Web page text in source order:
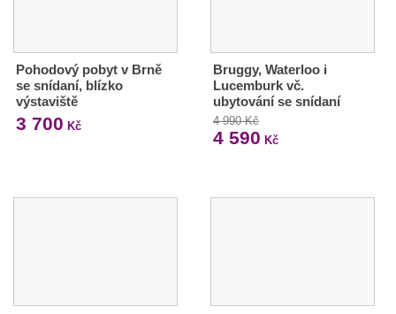
Pohodový pobyt v Brně
se snídaní, blízko
výstaviště
3 700 Kč
Bruggy, Waterloo i
Lucemburk vč.
ubytování se snídaní
4 990 Kč
4 590 Kč